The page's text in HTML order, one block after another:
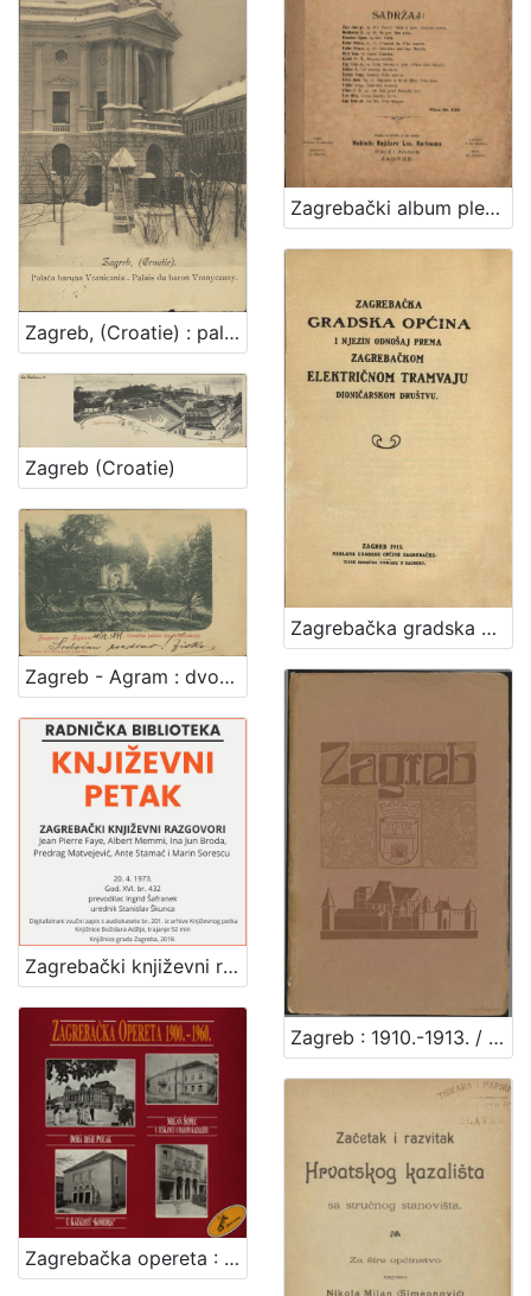
Zagreb, (Croatie) : palača baruna Vranicania - palais du baron Vranyczany
Zagreb (Croatie)
Zagreb - Agram : dvorište palače bar. Vraniczanya
Zagrebački književni razgovori : Književni petak, dvorana u Novinarskom domu, 20. 4. 1973., br. 432 / Jean Pierre Faye ... [et al.] ; prevodilac Ingrid Šafranek ; urednik Stanislav Škunca
Zagrebački album plesova : za glasovir
Zagrebačka opereta : 1900.-1960. : ulomci
Zagrebačka gradska općina i njezin odnošaj prema Zagrebačkom električnom tramvaju dioničarskom društvu
Zagreb : 1910.-1913. / [napisao Vjekoslav Klaić]